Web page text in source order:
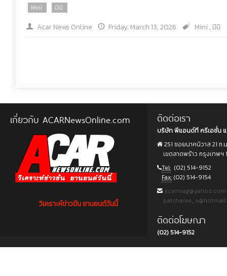
Mini มินิ
Acar News Online Friday, March 13, 2026 Mini , มินิ
เกี่ยวกับ ACARNewsOnline.com
วิเคราะห์ข่าวข้น ยานยนต์วันนี้
ติดต่อเรา
บริษัท พีแอนด์ที ครีเอชั่น
251 ซอยนาคนิวาส 21 ถ
เขตลาดพร้าว กรุงเทพฯ
Tel: (02) 514-9152
Fax: (02) 514-9154
acarmag@yahoo.com
ติดต่อโฆษณา
(02) 514-9152